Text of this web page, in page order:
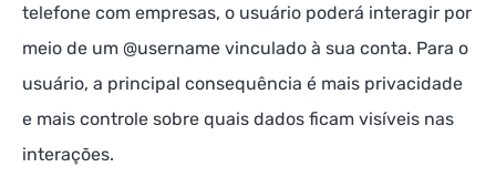
telefone com empresas, o usuário poderá interagir por
meio de um @username vinculado à sua conta. Para o
usuário, a principal consequência é mais privacidade
e mais controle sobre quais dados ficam visíveis nas
interações.